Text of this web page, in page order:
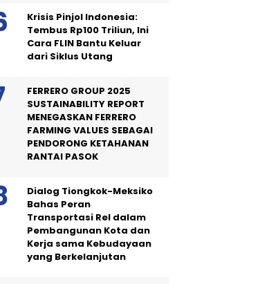
Krisis Pinjol Indonesia:
Tembus Rp100 Triliun, Ini
Cara FLIN Bantu Keluar
dari Siklus Utang
FERRERO GROUP 2025
SUSTAINABILITY REPORT
MENEGASKAN FERRERO
FARMING VALUES SEBAGAI
PENDORONG KETAHANAN
RANTAI PASOK
Dialog Tiongkok-Meksiko
Bahas Peran
Transportasi Rel dalam
Pembangunan Kota dan
Kerja sama Kebudayaan
yang Berkelanjutan